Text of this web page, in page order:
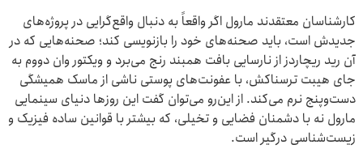
کارشناسان معتقدند مارول اگر واقعاً به دنبال واقع‌گرایی در پروژه‌های
جدیدش است، باید صحنه‌های خود را بازنویسی کند؛ صحنه‌هایی که در
آن رید ریچاردز از نارسایی بافت همبند رنج می‌برد و ویکتور وان دووم به
جای هیبت ترسناکش، با عفونت‌های پوستی ناشی از ماسک همیشگی
دست‌وپنج نرم می‌کند. از این‌رو می‌توان گفت این روزها دنیای سینمایی
مارول نه با دشمنان فضایی و تخیلی، که بیشتر با قوانین ساده فیزیک و
زیست‌شناسی درگیر است.